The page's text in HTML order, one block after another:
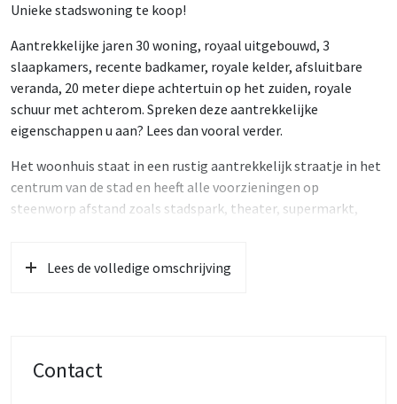
Unieke stadswoning te koop!
Aantrekkelijke jaren 30 woning, royaal uitgebouwd, 3
slaapkamers, recente badkamer, royale kelder, afsluitbare
veranda, 20 meter diepe achtertuin op het zuiden, royale
schuur met achterom. Spreken deze aantrekkelijke
eigenschappen u aan? Lees dan vooral verder.
Het woonhuis staat in een rustig aantrekkelijk straatje in het
centrum van de stad en heeft alle voorzieningen op
steenworp afstand zoals stadspark, theater, supermarkt,
toegang naar de royaal uitgebouwde woonkamer. In de
Lees de volledige omschrijving
Contact